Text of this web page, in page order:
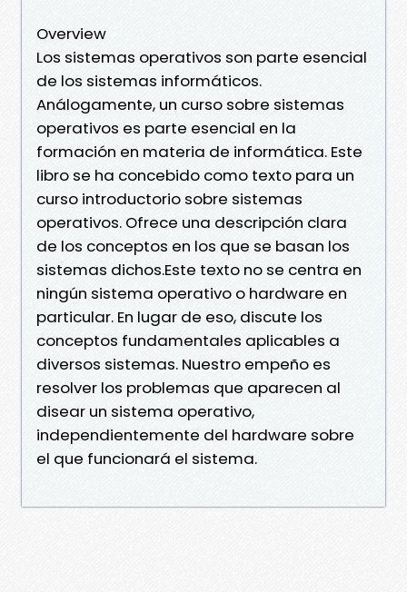
Overview
Los sistemas operativos son parte esencial
de los sistemas informáticos.
Análogamente, un curso sobre sistemas
operativos es parte esencial en la
formación en materia de informática. Este
libro se ha concebido como texto para un
curso introductorio sobre sistemas
operativos. Ofrece una descripción clara
de los conceptos en los que se basan los
sistemas dichos.Este texto no se centra en
ningún sistema operativo o hardware en
particular. En lugar de eso, discute los
conceptos fundamentales aplicables a
diversos sistemas. Nuestro empeño es
resolver los problemas que aparecen al
disear un sistema operativo,
independientemente del hardware sobre
el que funcionará el sistema.